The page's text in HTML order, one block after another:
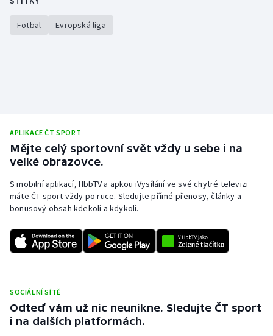
Ostatní
Fotbal Evropská liga
APLIKACE ČT SPORT
Mějte celý sportovní svět vždy u sebe i na
velké obrazovce.
S mobilní aplikací, HbbTV a apkou iVysílání ve své chytré televizi
máte ČT sport vždy po ruce. Sledujte přímé přenosy, články a
bonusový obsah kdekoli a kdykoli.
SOCIÁLNÍ SÍTĚ
Odteď vám už nic neunikne. Sledujte ČT sport
i na dalších platformách.